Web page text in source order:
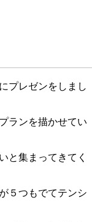
プレゼンをしまし
ランを描かせてい
と集まってきてく
５つもでてテンシ